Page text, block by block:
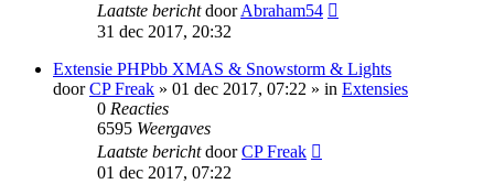
Laatste berichtdoorAbraham54
31 dec 2017, 20:32
Extensie PHPbb XMAS & Snowstorm & Lights
doorCP Freak » 01 dec 2017, 07:22 » in Extensies
0 Reacties
6595 Weergaves
Laatste berichtdoorCP Freak
01 dec 2017, 07:22